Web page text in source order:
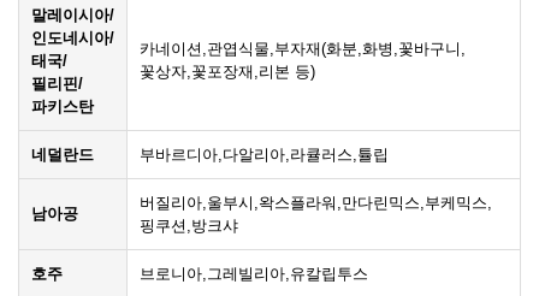
말레이시아/
인도네시아/
태국/
필리핀/
파키스탄
카네이션,관엽식물,부자재(화분,화병,꽃바구니,
꽃상자,꽃포장재,리본 등)
네덜란드 부바르디아,다알리아,라큘러스,튤립
남아공
버질리아,울부시,왁스플라워,만다린믹스,부케믹스,
핑쿠션,방크샤
호주 브로니아,그레빌리아,유칼립투스